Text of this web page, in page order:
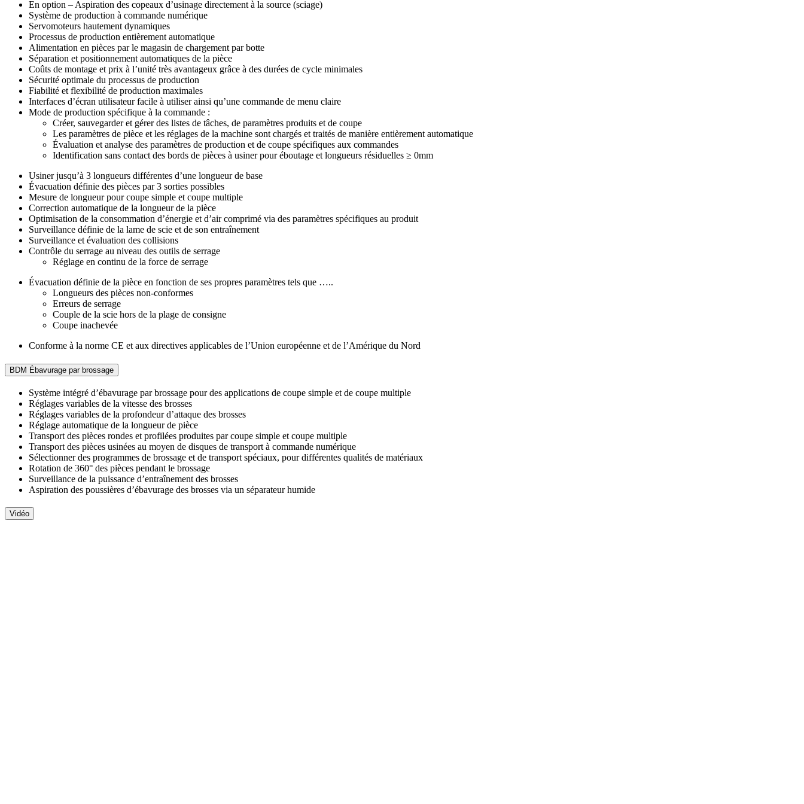
En option – Aspiration des copeaux d’usinage directement à la source (sciage)
Système de production à commande numérique
Servomoteurs hautement dynamiques
Processus de production entièrement automatique
Alimentation en pièces par le magasin de chargement par botte
Séparation et positionnement automatiques de la pièce
Coûts de montage et prix à l’unité très avantageux grâce à des durées de cycle minimales
Sécurité optimale du processus de production
Fiabilité et flexibilité de production maximales
Interfaces d’écran utilisateur facile à utiliser ainsi qu’une commande de menu claire
Mode de production spécifique à la commande :
Créer, sauvegarder et gérer des listes de tâches, de paramètres produits et de coupe
Les paramètres de pièce et les réglages de la machine sont chargés et traités de manière entièrement automatique
Évaluation et analyse des paramètres de production et de coupe spécifiques aux commandes
Identification sans contact des bords de pièces à usiner pour éboutage et longueurs résiduelles ≥ 0mm
Usiner jusqu’à 3 longueurs différentes d’une longueur de base
Évacuation définie des pièces par 3 sorties possibles
Mesure de longueur pour coupe simple et coupe multiple
Correction automatique de la longueur de la pièce
Optimisation de la consommation d’énergie et d’air comprimé via des paramètres spécifiques au produit
Surveillance définie de la lame de scie et de son entraînement
Surveillance et évaluation des collisions
Contrôle du serrage au niveau des outils de serrage
Réglage en continu de la force de serrage
Évacuation définie de la pièce en fonction de ses propres paramètres tels que …..
Longueurs des pièces non-conformes
Erreurs de serrage
Couple de la scie hors de la plage de consigne
Coupe inachevée
Conforme à la norme CE et aux directives applicables de l’Union européenne et de l’Amérique du Nord
BDM Ébavurage par brossage
Système intégré d’ébavurage par brossage pour des applications de coupe simple et de coupe multiple
Réglages variables de la vitesse des brosses
Réglages variables de la profondeur d’attaque des brosses
Réglage automatique de la longueur de pièce
Transport des pièces rondes et profilées produites par coupe simple et coupe multiple
Transport des pièces usinées au moyen de disques de transport à commande numérique
Sélectionner des programmes de brossage et de transport spéciaux, pour différentes qualités de matériaux
Rotation de 360° des pièces pendant le brossage
Surveillance de la puissance d’entraînement des brosses
Aspiration des poussières d’ébavurage des brosses via un séparateur humide
Vidéo